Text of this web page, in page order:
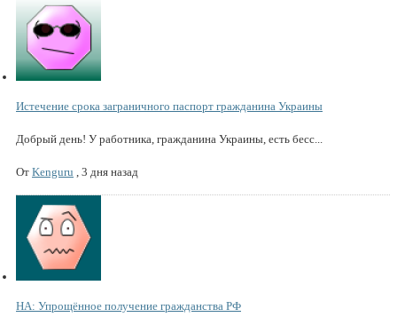
Истечение срока заграничного паспорт гражданина Украины
Добрый день! У работника, гражданина Украины, есть бесс...
От Kenguru 3 дня назад
НА: Упрощённое получение гражданства РФ